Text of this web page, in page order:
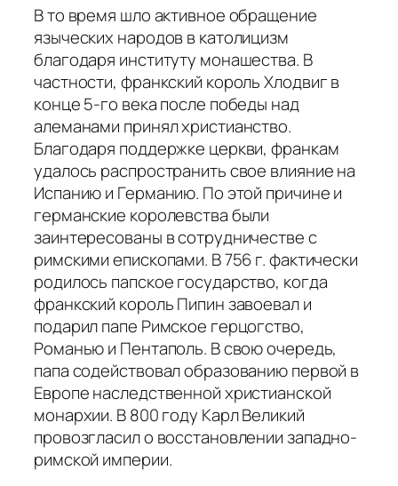
В то время шло активное обращение
языческих народов в католицизм
благодаря институту монашества. В
частности, франкский король Хлодвиг в
конце 5-го века после победы над
алеманами принял христианство.
Благодаря поддержке церкви, франкам
удалось распространить свое влияние на
Испанию и Германию. По этой причине и
германские королевства были
заинтересованы в сотрудничестве с
римскими епископами. В 756 г. фактически
родилось папское государство, когда
франкский король Пипин завоевал и
подарил папе Римское герцогство,
Романью и Пентаполь. В свою очередь,
папа содействовал образованию первой в
Европе наследственной христианской
монархии. В 800 году Карл Великий
провозгласил о восстановлении западно-
римской империи.